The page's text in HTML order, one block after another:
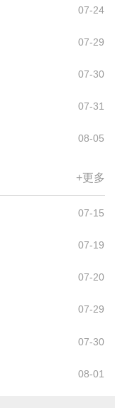
07-24
07-29
07-30
07-31
08-05
+更多
07-15
07-19
07-20
07-29
07-30
08-01